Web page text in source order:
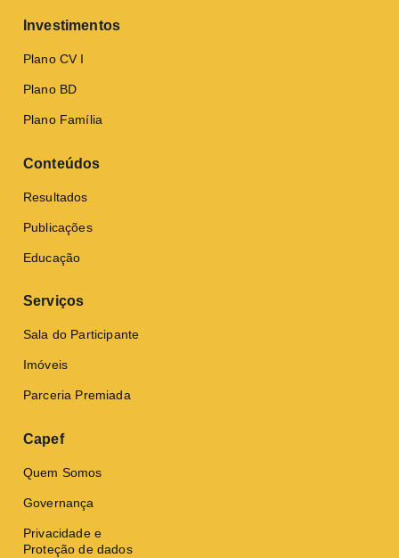
Investimentos
Plano CV I
Plano BD
Plano Família
Conteúdos
Resultados
Publicações
Educação
Serviços
Sala do Participante
Imóveis
Parceria Premiada
Capef
Quem Somos
Governança
Privacidade e
Proteção de dados